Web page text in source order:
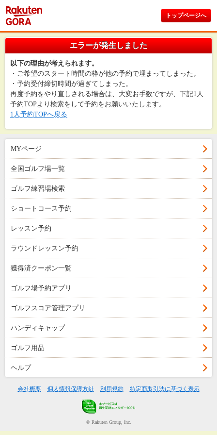
トップページへ
エラーが発生しました
以下の理由が考えられます。
・ご希望のスタート時間の枠が他の予約で埋まってしまった。
・予約受付締切時間が過ぎてしまった。
再度予約をやり直しされる場合は、大変お手数ですが、下記1人
予約TOPより検索をして予約をお願いいたします。
1人予約TOPへ戻る
MYページ
全国ゴルフ場一覧
ゴルフ練習場検索
ショートコース予約
レッスン予約
ラウンドレッスン予約
獲得済クーポン一覧
ゴルフ場予約アプリ
ゴルフスコア管理アプリ
ハンディキャップ
ゴルフ用品
ヘルプ
会社概要 個人情報保護方針 利用規約 特定商取引法に基づく表示
© Rakuten Group, Inc.